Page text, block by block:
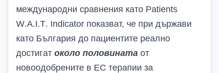
международни сравнения като Patients
W.A.I.T. Indicator показват, че при държави
като България до пациентите реално
достигат около половината от
новоодобрените в ЕС терапии за